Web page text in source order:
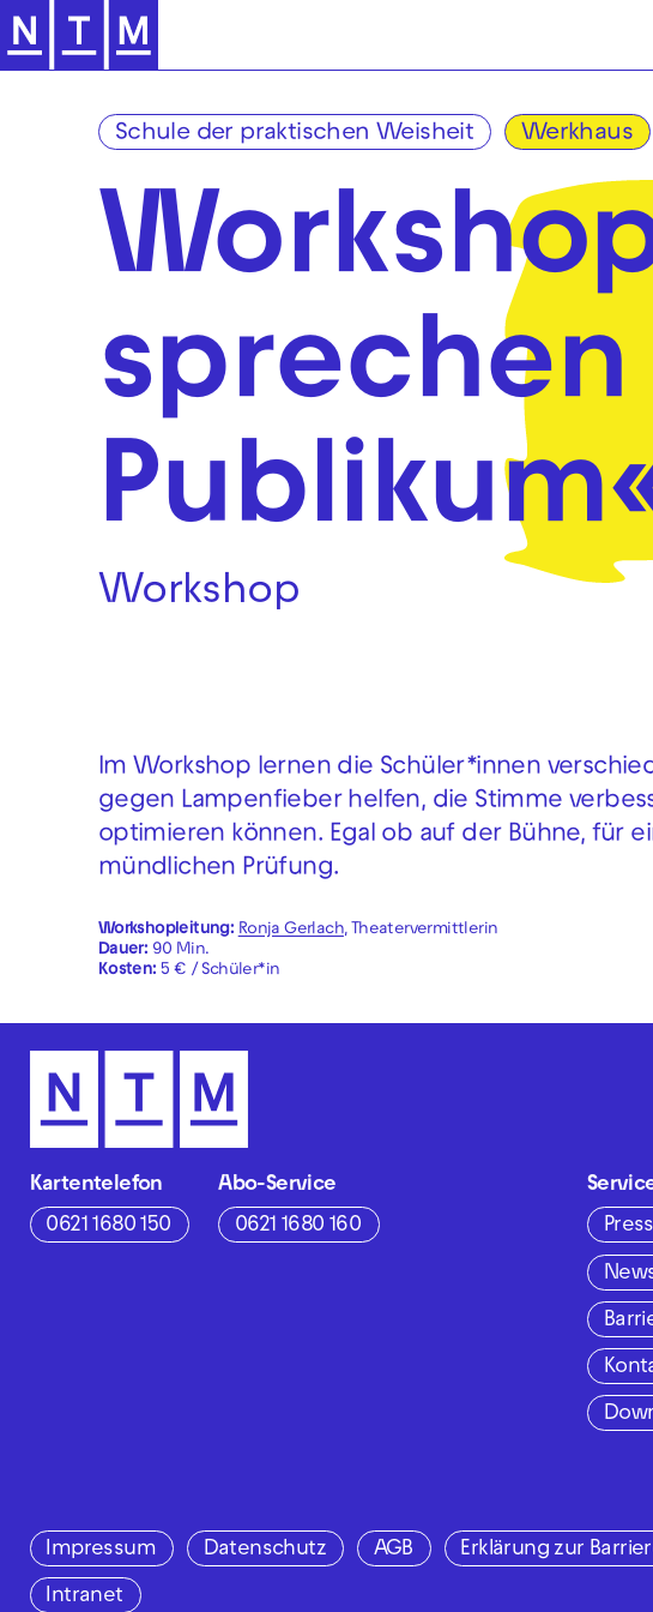
Zur Hauptnavigation springen Zum
Schule der praktischen Weisheit Werkhaus
Workshop
Im Workshop lernen die Schüler*innen
gegen Lampenfieber helfen, die Stimme
optimieren können. Egal ob auf der Bühne, für
mündlichen Prüfung.
Workshopleitung: Ronja Gerlach, Theatervermittlerin
Dauer: 90 Min.
Kosten: 5 € / Schüler*in
Kartentelefon
0621 1680 150
Abo-Service
0621 1680 160
Impressum Datenschutz AGB Erklärung zur
Intranet